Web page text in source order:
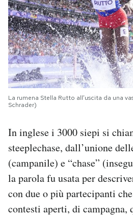
La rumena Stella Rutto all’uscita da una
Schrader)
In inglese i 3000 siepi si
steeplechase, dall’unione
(campanile) e “chase”
la parola fu usata per
con due o più partecipanti
contesti aperti, di campagna,